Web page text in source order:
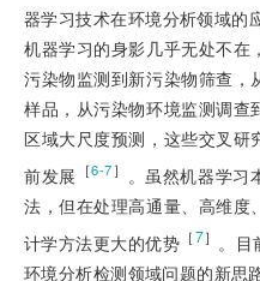
器学习技术在环境分析领域的
机器学习的身影几乎无处不
污染物监测到新污染物筛查
样品，从污染物环境监测调
区域大尺度预测，这些交叉研
前发展 ［6-7］
。虽然机器学习
法，但在处理高通量、高维
计学方法更大的优势 ［7］ 。目
环境分析检测领域问题的新思